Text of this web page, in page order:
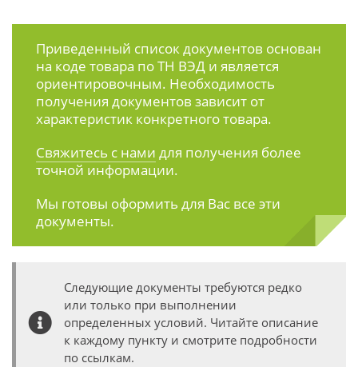
Приведенный список документов основан
на коде товара по ТН ВЭД и является
ориентировочным. Необходимость
получения документов зависит от
характеристик конкретного товара.
Свяжитесь с нами для получения более
точной информации.
Мы готовы оформить для Вас все эти
документы.
Следующие документы требуются редко
или только при выполнении
определенных условий. Читайте описание
к каждому пункту и смотрите подробности
по ссылкам.